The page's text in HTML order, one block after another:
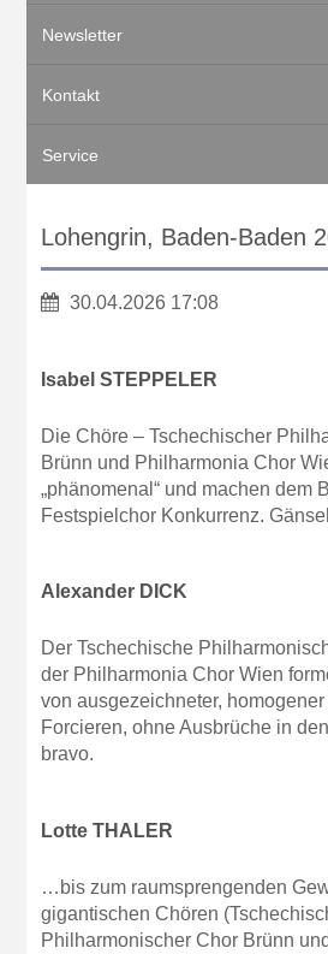
Newsletter
Kontakt
Service
Lohengrin, Baden-Baden
30.04.2026 17:08
Isabel STEPPELER
Die Chöre – Tschechischer
Brünn und Philharmonia Chor
„phänomenal“ und machen dem
Festspielchor Konkurrenz.
Alexander DICK
Der Tschechische
der Philharmonia Chor Wien
von ausgezeichneter,
Forcieren, ohne Ausbrüche in
bravo.
Lotte THALER
…bis zum raumsprengenden
gigantischen Chören
Philharmonischer Chor Brünn